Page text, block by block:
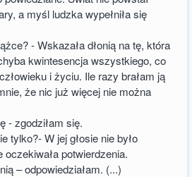
a myśl ludzka wypełniła się
- Wskazała dłonią na tę, która
kwintesencja wszystkiego, co
i życiu. Ile razy brałam ją
że nic już więcej nie można
- zgodziłam się.
tylko?- W jej głosie nie było
potwierdzenia.
– odpowiedziałam. (...)